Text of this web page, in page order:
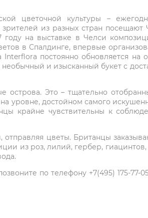
цветочной культуры –
из разных стран посещают
на выставке в Челси
в Спалдинге, впервые
постоянно обновляется на
необычный и изысканный букет с
Это – тщательно
уровне, достойном самого
крайне чувствительны к
цветы. Британцы
из роз, лилий, гербер,
по телефону +7(495) 175-77-